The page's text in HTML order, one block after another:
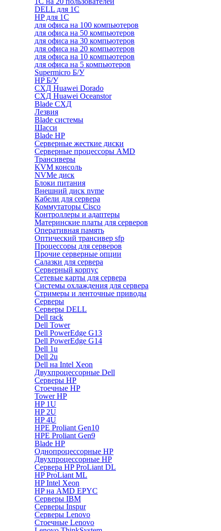
DELL для 1С
HP для 1С
для офиса на 100 компьютеров
для офиса на 50 компьютеров
для офиса на 30 компьютеров
для офиса на 20 компьютеров
для офиса на 10 компьютеров
для офиса на 5 компьютеров
Supermicro Б/У
HP Б/У
СХД Huawei Dorado
СХД Huawei Oceanstor
Blade СХД
Лезвия
Blade системы
Шасси
Blade HP
Серверные жесткие диски
Серверные процессоры AMD
Трансиверы
KVM консоль
NVMe диск
Блоки питания
Внешний диск nvme
Кабели для сервера
Коммутаторы Cisco
Контроллеры и адаптеры
Материнские платы для серверов
Оперативная память
Оптический трансивер sfp
Процессоры для серверов
Прочие серверные опции
Салазки для сервера
Серверный корпус
Сетевые карты для сервера
Системы охлаждения для сервера
Стримеры и ленточные приводы
Серверы
Серверы DELL
Dell rack
Dell Tower
Dell PowerEdge G13
Dell PowerEdge G14
Dell 1u
Dell 2u
Dell на Intel Xeon
Двухпроцессорные Dell
Серверы HP
Стоечные HP
Tower HP
HP 1U
HP 2U
HP 4U
HPE Proliant Gen10
HPE Proliant Gen9
Blade HP
Однопроцессорные HP
Двухпроцессорные HP
Сервера HP ProLiant DL
HP ProLiant ML
HP Intel Xeon
HP на AMD EPYC
Серверы IBM
Серверы Inspur
Серверы Lenovo
Стоечные Lenovo